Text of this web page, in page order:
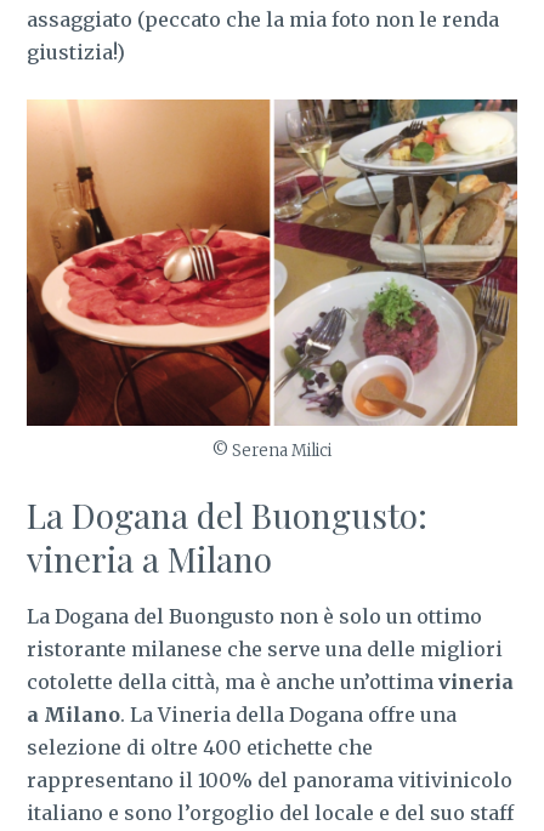
assaggiato (peccato che la mia foto non le renda
giustizia!)
© Serena Milici
La Dogana del Buongusto:
vineria a Milano
La Dogana del Buongusto non è solo un ottimo
ristorante milanese che serve una delle migliori
cotolette della città, ma è anche un’ottimavineria
a Milano. La Vineria della Dogana offre una
selezione di oltre 400 etichette che
rappresentano il 100% del panorama vitivinicolo
italiano e sono l’orgoglio del locale e del suo staff